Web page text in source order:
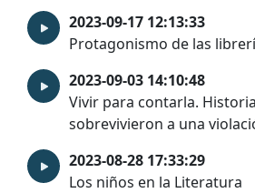
2023-09-17 12:13:33
Protagonismo de las
2023-09-03 14:10:48
Vivir para contarla.
sobrevivieron a una
2023-08-28 17:33:29
Los niños en la Literatura